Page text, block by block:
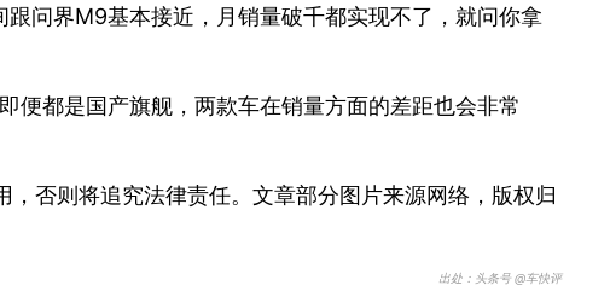
问界M9基本接近，月销量破千都实现不了，就问你拿
便都是国产旗舰，两款车在销量方面的差距也会非常
否则将追究法律责任。文章部分图片来源网络，版权归
出处：头条号 @车快评